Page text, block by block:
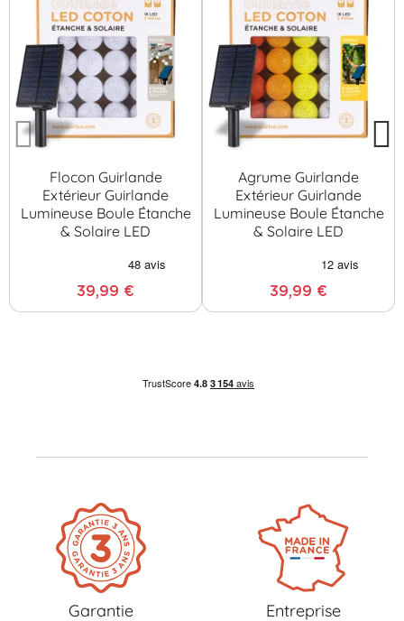
Flocon Guirlande
Extérieur Guirlande
Lumineuse Boule Étanche
& Solaire LED
39,99 €
Agrume Guirlande
Extérieur Guirlande
Lumineuse Boule Étanche
& Solaire LED
39,99 €
Garantie
Entreprise